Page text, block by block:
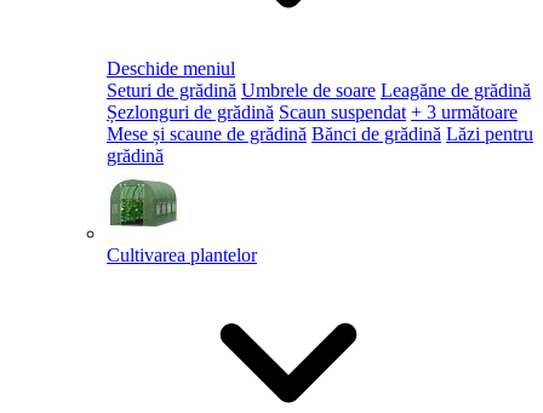
Deschide meniul
Seturi de grădină Umbrele de soare Leagăne de grădină
Șezlonguri de grădină Scaun suspendat + 3 următoare
Mese și scaune de grădină Bănci de grădină Lăzi pentru
grădină
Cultivarea plantelor